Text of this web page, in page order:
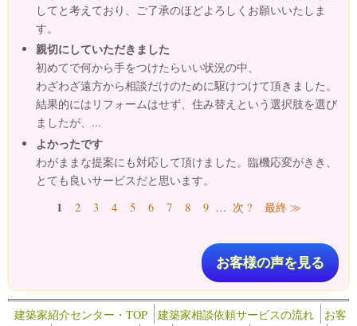
してと考えており、ご了承のほどよろしくお願いいたしま
す。
親切にしていただきました
初めてで何から手をつけたらいい状況の中、
わざわざ遠方から相談だけのために駆けつけて頂きました。
結果的にはリフォームはせず、住み替えという選択肢を選び
ましたが、...
よかったです
わがままな提案にも対応して頂けました。臨機応変がきき、
とても良いサービスだと思います。
ページ1 2 3 4 5 6 7 8 9 … 次 ? 最終 ≫
お客様の声を見る
建築家紹介センター・TOP 建築家相談依頼サービスの流れ
お客